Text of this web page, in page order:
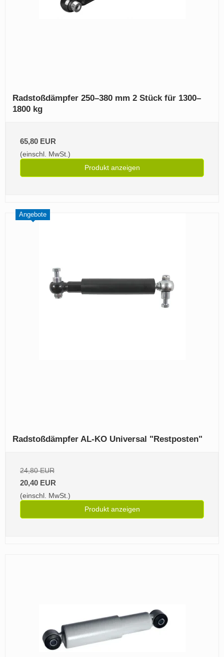
Radstoßdämpfer 250–380 mm 2 Stück für 1300–
1800 kg
65,80 EUR
(einschl. MwSt.)
Produkt anzeigen
Angebote
Radstoßdämpfer AL-KO Universal "Restposten"
24,80 EUR
20,40 EUR
(einschl. MwSt.)
Produkt anzeigen